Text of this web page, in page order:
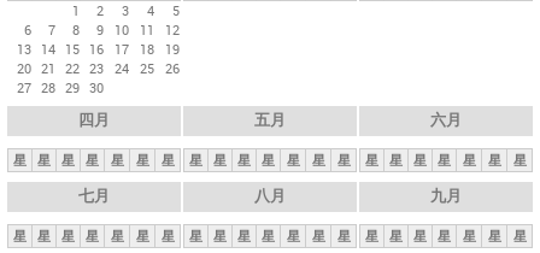
1
2 3 4
5
6
7 8 9 10 11
12
13 14 15 16 17 18
19
20 21 22 23 24 25 26
27 28 29 30
四月
星 星 星 星 星 星 星
五月
星 星 星 星 星 星 星
六月
星 星 星 星 星 星 星
七月
星 星 星 星 星 星 星
八月
星 星 星 星 星 星 星
九月
星 星 星 星 星 星 星